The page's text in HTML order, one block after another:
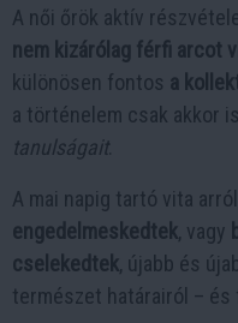
A női őrök aktív
nem kizárólag férfi arcot
különösen fontos a
a történelem csak akkor
tanulságait.
A mai napig tartó vita
engedelmeskedtek, vagy
cselekedtek, újabb és
természet határairól – és